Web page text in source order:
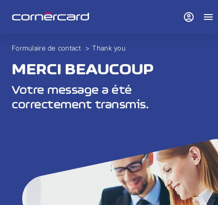
Formulaire de contact > Thank you
MERCI BEAUCOUP
Votre message a été
correctement transmis.
account_circle menu